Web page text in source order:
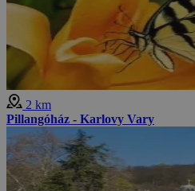
2 km
Pillangóház - Karlovy Vary